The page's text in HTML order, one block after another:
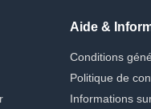
Aide &
Conditions
Politique de
Informations